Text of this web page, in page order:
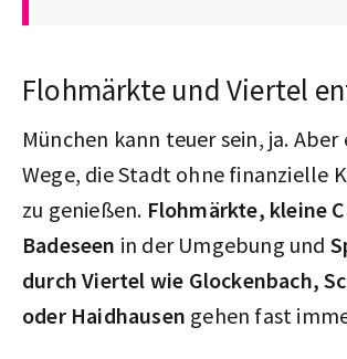
Flohmärkte und Viertel
München kann teuer sein, ja. Aber
Wege, die Stadt ohne finanzielle
zu genießen. Flohmärkte, kleine
Badeseen in der Umgebung und
durch Viertel wie Glockenbach,
oder Haidhausen gehen fast